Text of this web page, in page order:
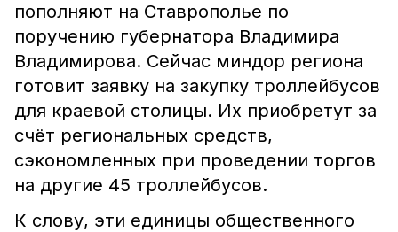
пополняют на Ставрополье по
поручению губернатора Владимира
Владимирова. Сейчас миндор региона
готовит заявку на закупку троллейбусов
для краевой столицы. Их приобретут за
счёт региональных средств,
сэкономленных при проведении торгов
на другие 45 троллейбусов.
К слову, эти единицы общественного